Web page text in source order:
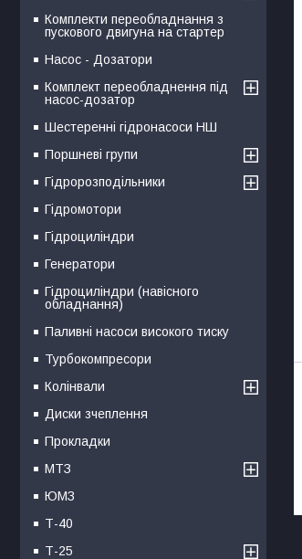
Комплекти переобладнання з
пускового двигуна на стартер
Насос - Дозатори
Комплект переобладнення під
насос-дозатор
Шестеренні гідронасоси НШ
Поршневі групи
Гідророзподільники
Гідромотори
Гідроциліндри
Генератори
Гідроциліндри (навісного
обладнання)
Паливні насоси високого тиску
Турбокомпресори
Колінвали
Диски зчеплення
Прокладки
МТЗ
ЮМЗ
Т-40
Т-25